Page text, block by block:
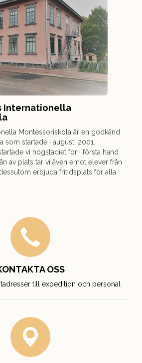
Internationella
Montessoriskola är en godkänd
som startade i augusti 2001.
vi högstadiet för i första hand
av plats tar vi även emot elever från
erbjuda fritidsplats för alla
OSS
till expedition och personal